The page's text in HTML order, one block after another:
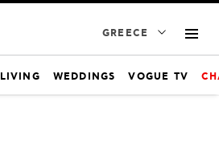
GREECE
LIVING WEDDINGS VOGUE TV